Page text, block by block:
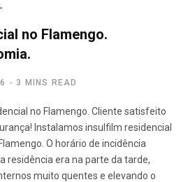
no Flamengo.
3 MINS READ
no Flamengo. Cliente satisfeito
Instalamos insulfilm residencial
O horário de incidência
residência era na parte da tarde,
muito quentes e elevando o